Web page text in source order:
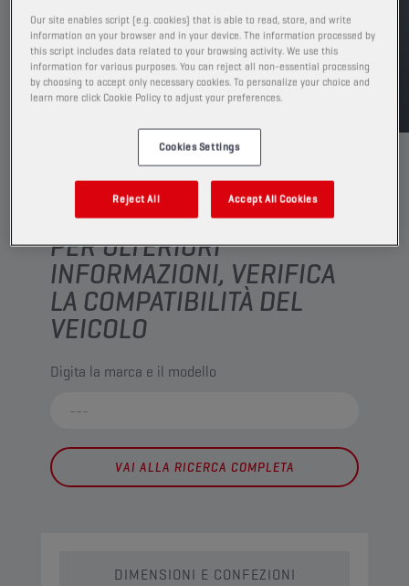
TDS MSDS
PER ULTERIORI
INFORMAZIONI, VERIFICA
LA COMPATIBILITÀ DEL
VEICOLO
Digita la marca e il modello
VAI ALLA RICERCA COMPLETA
DIMENSIONI E CONFEZIONI
Our site enables script (e.g. cookies) that is able to read, store, and write
information on your browser and in your device. The information processed by
this script includes data related to your browsing activity. We use this
information for various purposes. You can reject all non-essential processing
by choosing to accept only necessary cookies. To personalize your choice and
learn more click Cookie Policy to adjust your preferences.
Cookies Settings
Reject All Accept All Cookies